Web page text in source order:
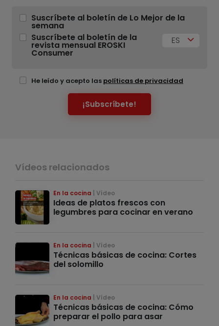
Suscríbete al boletín de Lo Mejor de la
semana
Suscríbete al boletín de la
revista mensual EROSKI
Consumer
ES
He leído y acepto las políticas de privacidad
¡Subscríbete!
Vídeos relacionados
En la cocina Vídeo
Ideas de platos frescos con
legumbres para cocinar en verano
En la cocina Vídeo
Técnicas básicas de cocina: Cortes
del solomillo
En la cocina Vídeo
Técnicas básicas de cocina: Cómo
preparar el pollo para asar